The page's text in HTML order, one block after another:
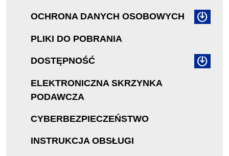
OCHRONA DANYCH OSOBOWYCH
PLIKI DO POBRANIA
DOSTĘPNOŚĆ
ELEKTRONICZNA SKRZYNKA
PODAWCZA
CYBERBEZPIECZEŃSTWO
INSTRUKCJA OBSŁUGI